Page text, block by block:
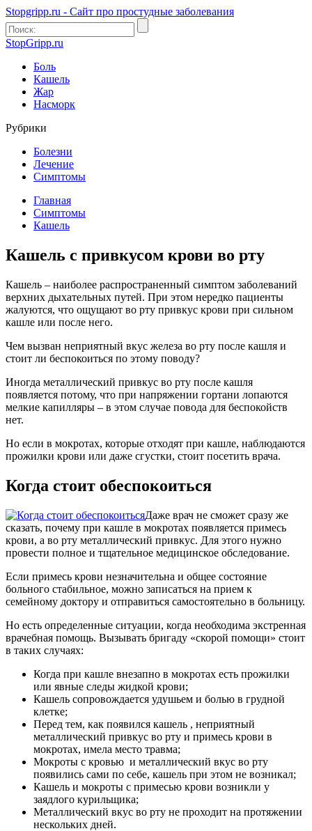
Stopgripp.ru - Cайт про простудные заболевания
StopGripp.ru
Боль
Кашель
Жар
Насморк
Рубрики
Болезни
Лечение
Симптомы
Главная
Симптомы
Кашель
Кашель с привкусом крови во рту
Кашель – наиболее распространенный симптом заболеваний
верхних дыхательных путей. При этом нередко пациенты
жалуются, что ощущают во рту привкус крови при сильном
кашле или после него.
Чем вызван неприятный вкус железа во рту после кашля и
стоит ли беспокоиться по этому поводу?
Иногда металлический привкус во рту после кашля
появляется потому, что при напряжении гортани лопаются
мелкие капилляры – в этом случае повода для беспокойств
нет.
Но если в мокротах, которые отходят при кашле, наблюдаются
прожилки крови или даже сгустки, стоит посетить врача.
Когда стоит обеспокоиться
Даже врач не сможет сразу же
сказать, почему при кашле в мокротах появляется примесь
крови, а во рту металлический привкус. Для этого нужно
провести полное и тщательное медицинское обследование.
Если примесь крови незначительна и общее состояние
больного стабильное, можно записаться на прием к
семейному доктору и отправиться самостоятельно в больницу.
Но есть определенные ситуации, когда необходима экстренная
врачебная помощь. Вызывать бригаду «скорой помощи» стоит
в таких случаях:
Когда при кашле внезапно в мокротах есть прожилки
или явные следы жидкой крови;
Кашель сопровождается удушьем и болью в грудной
клетке;
Перед тем, как появился кашель , неприятный
металлический привкус во рту и примесь крови в
мокротах, имела место травма;
Мокроты с кровью и металлический вкус во рту
появились сами по себе, кашель при этом не возникал;
Кашель и мокроты с примесью крови возникли у
заядлого курильщика;
Металлический вкус во рту не проходит на протяжении
нескольких дней.